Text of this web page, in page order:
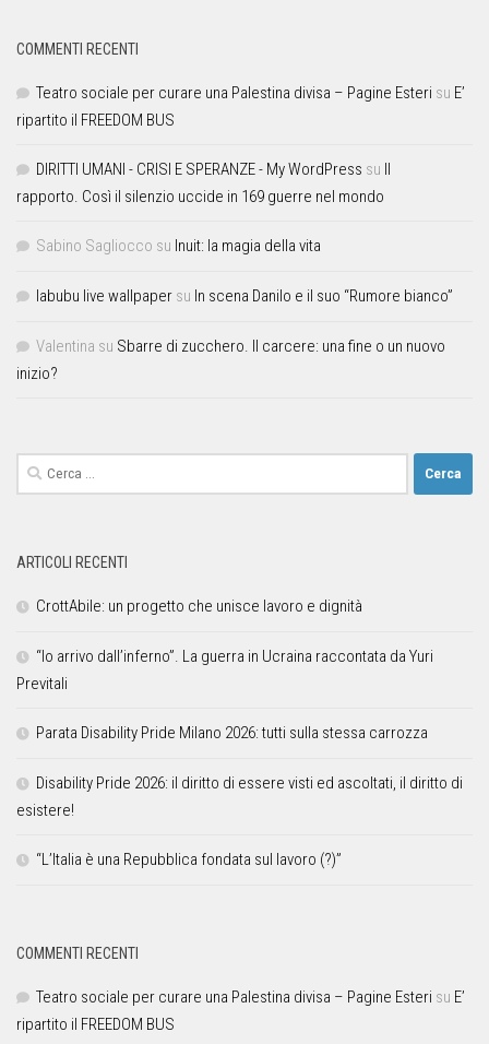
COMMENTI RECENTI
Teatro sociale per curare una Palestina divisa – Pagine Esteri su E’
ripartito il FREEDOM BUS
DIRITTI UMANI - CRISI E SPERANZE - My WordPress su Il
rapporto. Così il silenzio uccide in 169 guerre nel mondo
Sabino Sagliocco su Inuit: la magia della vita
labubu live wallpaper su In scena Danilo e il suo “Rumore bianco”
Valentina su Sbarre di zucchero. Il carcere: una fine o un nuovo
inizio?
ARTICOLI RECENTI
CrottAbile: un progetto che unisce lavoro e dignità
“Io arrivo dall’inferno”. La guerra in Ucraina raccontata da Yuri
Previtali
Parata Disability Pride Milano 2026: tutti sulla stessa carrozza
Disability Pride 2026: il diritto di essere visti ed ascoltati, il diritto di
esistere!
“L’Italia è una Repubblica fondata sul lavoro (?)”
COMMENTI RECENTI
Teatro sociale per curare una Palestina divisa – Pagine Esteri su E’
ripartito il FREEDOM BUS